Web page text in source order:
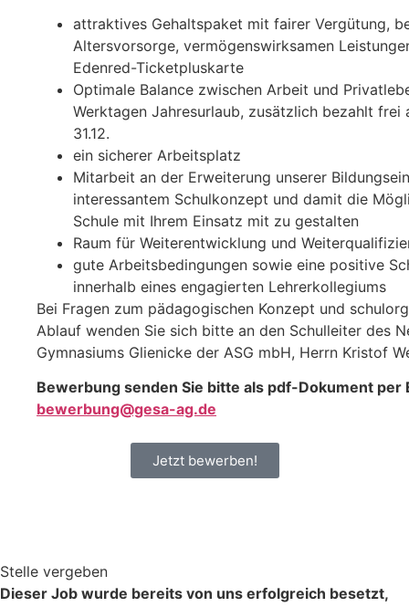
attraktives Gehaltspaket mit fairer Vergütung,
Altersvorsorge, vermögenswirksamen
Edenred-Ticketpluskarte
Optimale Balance zwischen Arbeit und
Werktagen Jahresurlaub, zusätzlich bezahlt frei
31.12.
ein sicherer Arbeitsplatz
Mitarbeit an der Erweiterung unserer
interessantem Schulkonzept und damit die
Schule mit Ihrem Einsatz mit zu gestalten
Raum für Weiterentwicklung und
gute Arbeitsbedingungen sowie eine positive
innerhalb eines engagierten Lehrerkollegiums
Bei Fragen zum pädagogischen Konzept und
Ablauf wenden Sie sich bitte an den Schulleiter des
Gymnasiums Glienicke der ASG mbH, Herrn Kristof
Bewerbung senden Sie bitte als pdf-Dokument per
bewerbung@gesa-ag.de
Jetzt bewerben!
Stelle vergeben
Dieser Job wurde bereits von uns erfolgreich besetzt,